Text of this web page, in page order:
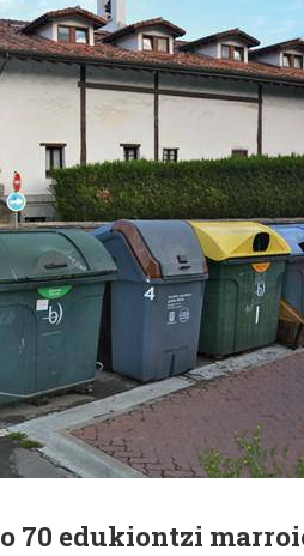
70 edukiontzi